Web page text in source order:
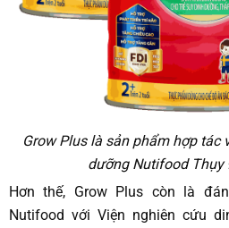
Grow Plus là sản phẩm hợp tác
dưỡng Nutifood Thụy
Hơn thế, Grow Plus còn là
Nutifood với Viện nghiên cứu